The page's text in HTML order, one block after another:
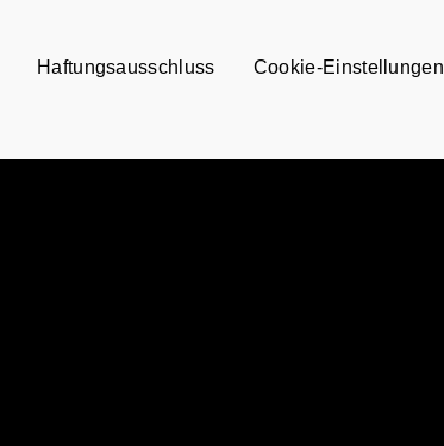
Haftungsausschluss Cookie-Einstellungen